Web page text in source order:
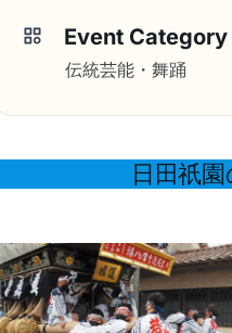
Event Category
伝統芸能・舞踊
日田祇